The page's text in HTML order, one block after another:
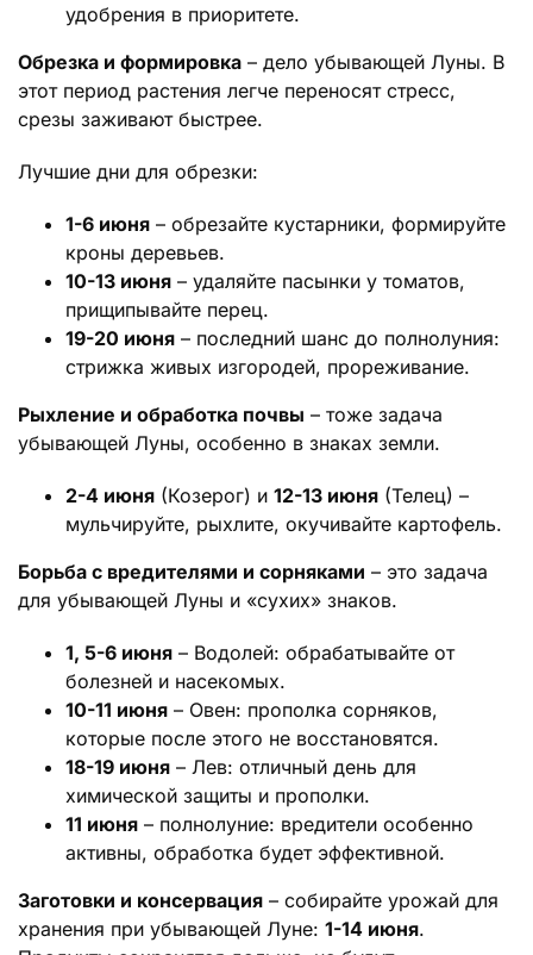
удобрения в приоритете.
Обрезка и формировка – дело убывающей Луны. В
этот период растения легче переносят стресс,
срезы заживают быстрее.
Лучшие дни для обрезки:
1-6 июня – обрезайте кустарники, формируйте
кроны деревьев.
10-13 июня – удаляйте пасынки у томатов,
прищипывайте перец.
19-20 июня – последний шанс до полнолуния:
стрижка живых изгородей, прореживание.
Рыхление и обработка почвы – тоже задача
убывающей Луны, особенно в знаках земли.
2-4 июня (Козерог) и 12-13 июня (Телец) –
мульчируйте, рыхлите, окучивайте картофель.
Борьба с вредителями и сорняками – это задача
для убывающей Луны и «сухих» знаков.
1, 5-6 июня – Водолей: обрабатывайте от
болезней и насекомых.
10-11 июня – Овен: прополка сорняков,
которые после этого не восстановятся.
18-19 июня – Лев: отличный день для
химической защиты и прополки.
11 июня – полнолуние: вредители особенно
активны, обработка будет эффективной.
Заготовки и консервация – собирайте урожай для
хранения при убывающей Луне: 1-14 июня.